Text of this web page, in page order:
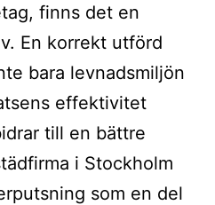
finns det en
En korrekt utförd
bara levnadsmiljön
effektivitet
till en bättre
i Stockholm
som en del